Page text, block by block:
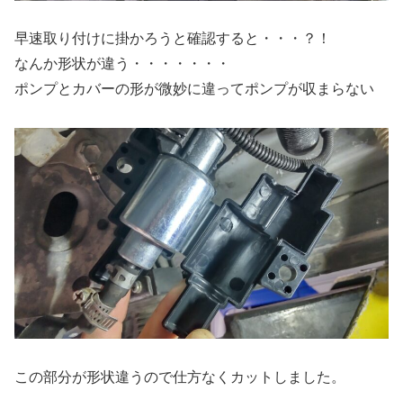
早速取り付けに掛かろうと確認すると・・・？！
なんか形状が違う・・・・・・・
ポンプとカバーの形が微妙に違ってポンプが収まらない
この部分が形状違うので仕方なくカットしました。